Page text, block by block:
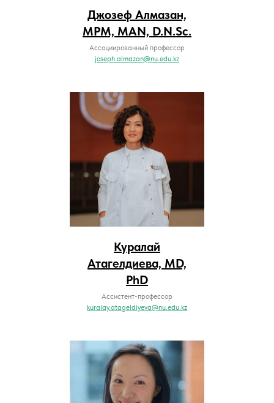
Джозеф Алмазан,
MPM, MAN, D.N.Sc.
Ассоциированный профессор
joseph.almazan@nu.edu.kz
Куралай
Атагелдиева, MD,
PhD
Ассистент-профессор
kuralay.atageldiyeva@nu.edu.kz